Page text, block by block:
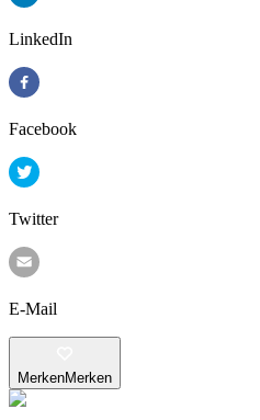
LinkedIn
Facebook
Twitter
E-Mail
MerkenMerken